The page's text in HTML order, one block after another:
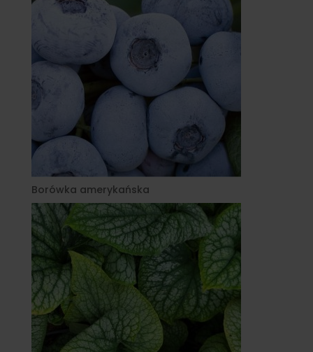
Borówka amerykańska